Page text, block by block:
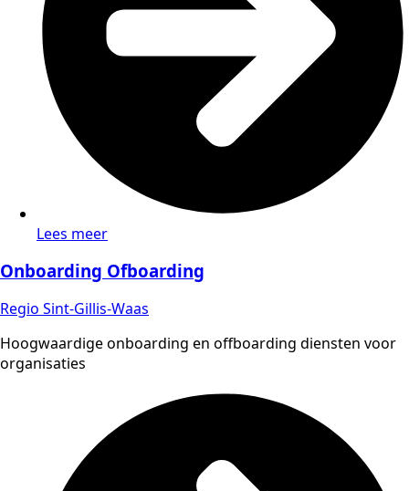
Lees meer
Onboarding Ofboarding
Regio Sint-Gillis-Waas
Hoogwaardige onboarding en offboarding diensten voor
organisaties